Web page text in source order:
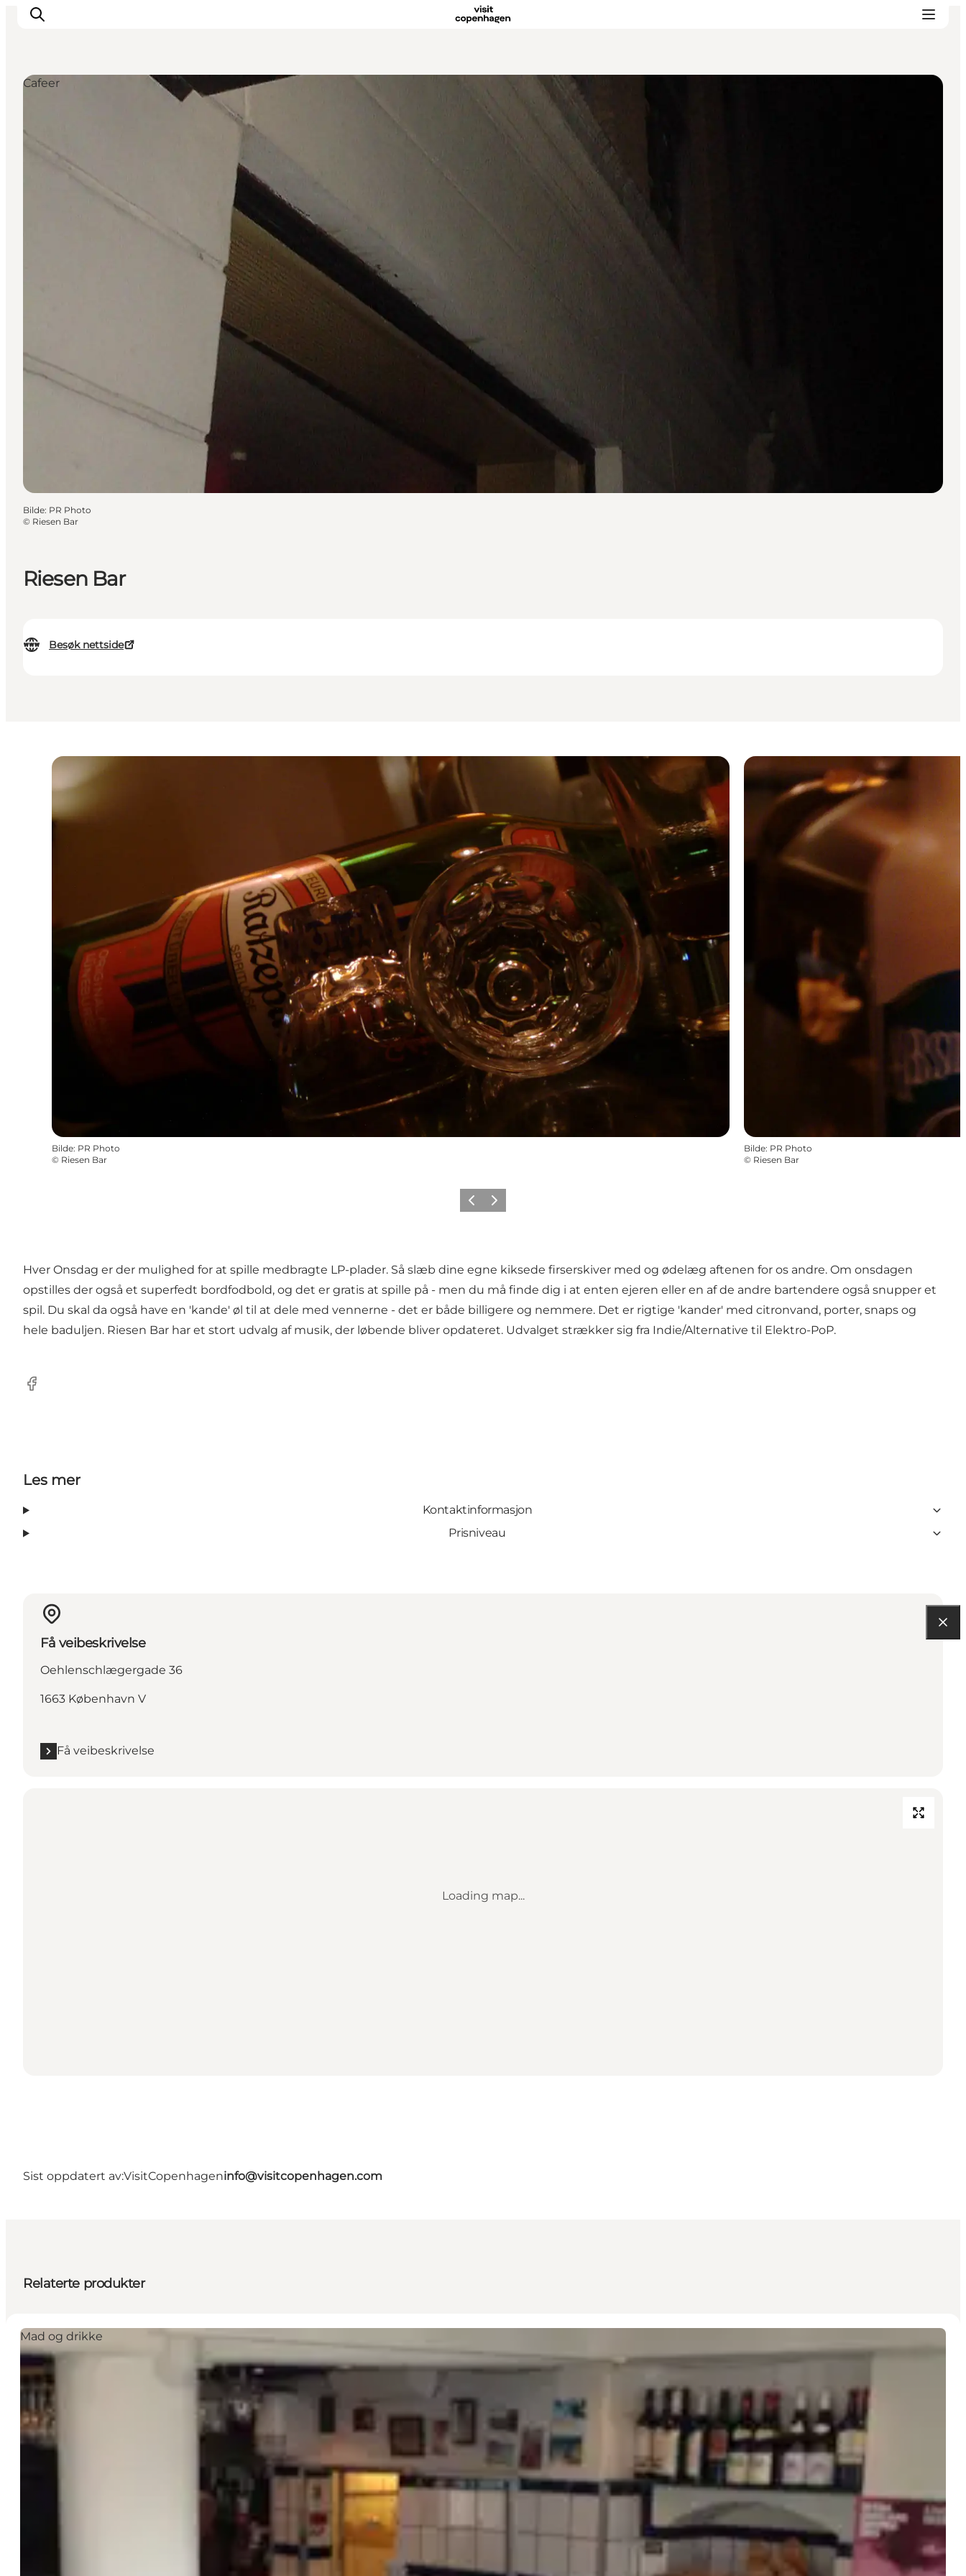
Planlegg turen din
Riesen Bar
Besøk nettside
Cafeer
Bilde: PR Photo
© Riesen Bar
Bilde: PR Photo
© Riesen Bar
Bilde: PR Photo
© Riesen Bar
ForrigeNeste
Hver Onsdag er der mulighed for at spille medbragte LP-plader. Så slæb dine egne kiksede firserskiver med og ødelæg aftenen for os andre. Om onsdagen
opstilles der også et superfedt bordfodbold, og det er gratis at spille på - men du må finde dig i at enten ejeren eller en af de andre bartendere også snupper et
spil. Du skal da også have en 'kande' øl til at dele med vennerne - det er både billigere og nemmere. Det er rigtige 'kander' med citronvand, porter, snaps og
hele baduljen. Riesen Bar har et stort udvalg af musik, der løbende bliver opdateret. Udvalget strækker sig fra Indie/Alternative til Elektro-PoP.
Facebook
Les mer
Kontaktinformasjon
Prisniveau
Få veibeskrivelse
Oehlenschlægergade 36
1663 København V
Få veibeskrivelse
Loading map...
Sist oppdatert av:VisitCopenhageninfo@visitcopenhagen.com
Relaterte produkter
Mad og drikke